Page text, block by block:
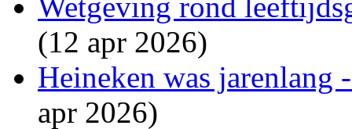
(12 apr 2026)
Heineken was jarenlang
apr 2026)